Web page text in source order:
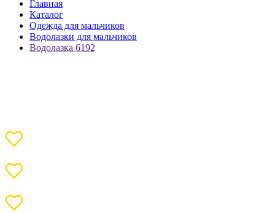
Главная
Каталог
Одежда для мальчиков
Водолазки для мальчиков
Водолазка 6192